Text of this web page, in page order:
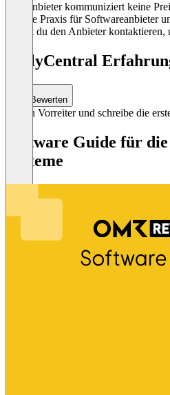
Der Anbieter kommuniziert keine
übliche Praxis für Softwareanbieter
kannst du den Anbieter
DailyCentral
Bewerten
Sei ein Vorreiter und schreibe die
Software Guide für
Systeme